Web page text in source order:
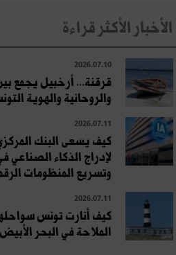
الأخبار الأكثر قراءة
2026.07.10
قرقنة... أرخبيل يجمع
والروحانية والهوية
2026.07.11
كيف يسعى البنك
لإدراج الذكاء الصناعي
وتسريع المنظومات
2026.07.11
كيف أنارت تونس
الملاحة في البحر